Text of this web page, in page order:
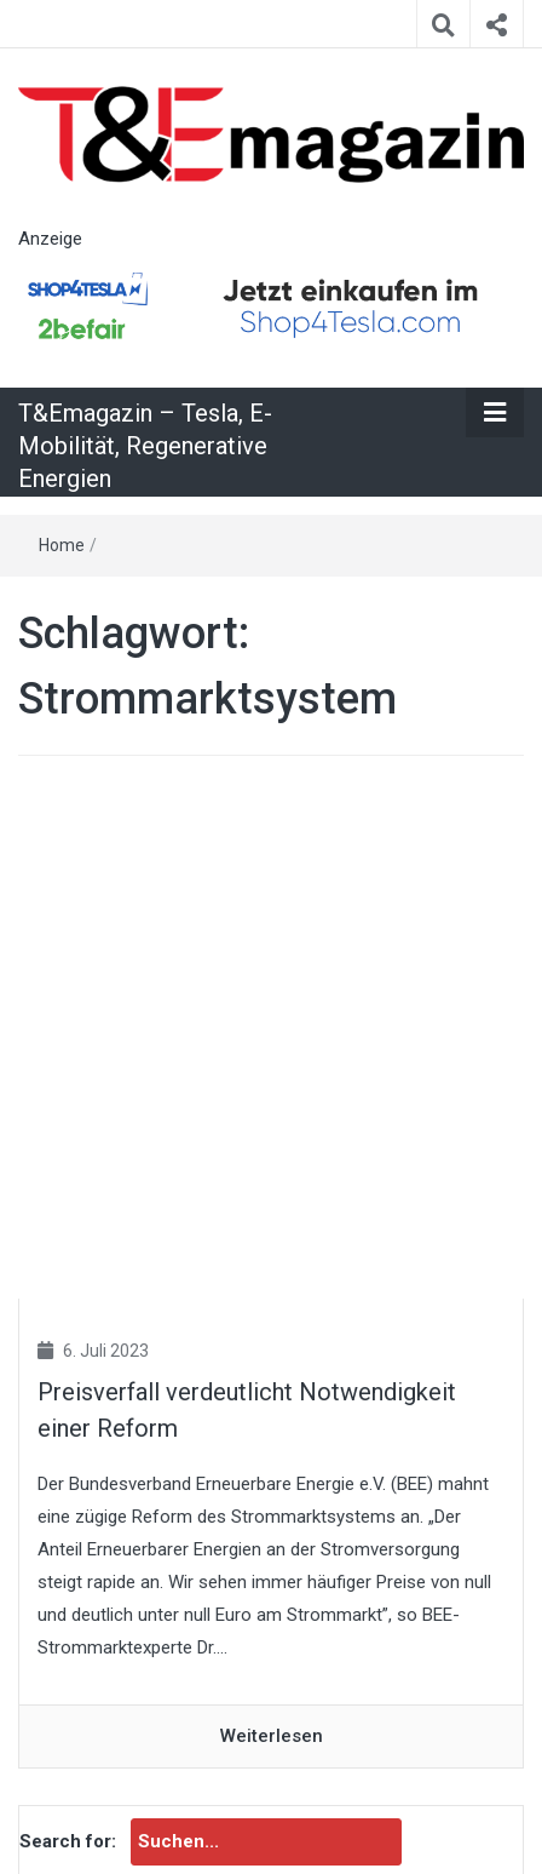
– Tesla, E-
Regenerative
Energien
Anzeige
T&Emagazin – Tesla, E-
Mobilität, Regenerative
Energien
Home /
Schlagwort:
Strommarktsystem
6. Juli 2023
Preisverfall verdeutlicht Notwendigkeit
einer Reform
Der Bundesverband Erneuerbare Energie e.V. (BEE) mahnt
eine zügige Reform des Strommarktsystems an. „Der
Anteil Erneuerbarer Energien an der Stromversorgung
steigt rapide an. Wir sehen immer häufiger Preise von null
und deutlich unter null Euro am Strommarkt”, so BEE-
Strommarktexperte Dr....
Weiterlesen
Search for: